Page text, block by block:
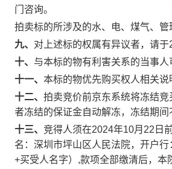
门咨询。
拍卖标的所涉及的水、电、煤气、
九、 对上述标的权属有异议者，请于
十、 与本标的物有利害关系的当事
十一、 本标的物优先购买权人相关说
十二、 拍卖竞价前京东系统将冻结
者冻结的保证金自动解冻，冻结期
十三、 竞得人须在2024年10月 22 日
名：深圳市坪山区人民法院，开户
+买受人名字） ,款项全部缴清后，本